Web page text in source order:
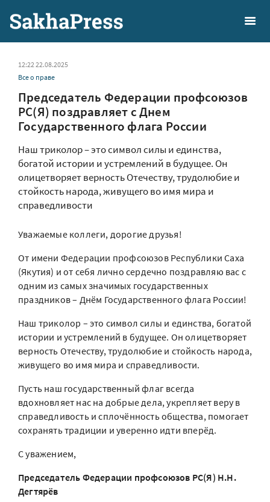
12:22 22.08.2025
Все о праве
Председатель Федерации профсоюзов
РС(Я) поздравляет с Днем
Государственного флага России
Наш триколор – это символ силы и единства,
богатой истории и устремлений в будущее. Он
олицетворяет верность Отечеству, трудолюбие и
стойкость народа, живущего во имя мира и
справедливости
Уважаемые коллеги, дорогие друзья!
От имени Федерации профсоюзов Республики Саха
(Якутия) и от себя лично сердечно поздравляю вас с
одним из самых значимых государственных
праздников – Днём Государственного флага России!
Наш триколор – это символ силы и единства, богатой
истории и устремлений в будущее. Он олицетворяет
верность Отечеству, трудолюбие и стойкость народа,
живущего во имя мира и справедливости.
Пусть наш государственный флаг всегда
вдохновляет нас на добрые дела, укрепляет веру в
справедливость и сплочённость общества, помогает
сохранять традиции и уверенно идти вперёд.
С уважением,
Председатель Федерации профсоюзов РС(Я) Н.Н.
Дегтярёв